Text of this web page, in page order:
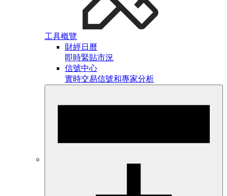
工具概覽
財經日曆
即時緊貼市況
信號中心
實時交易信號和專家分析